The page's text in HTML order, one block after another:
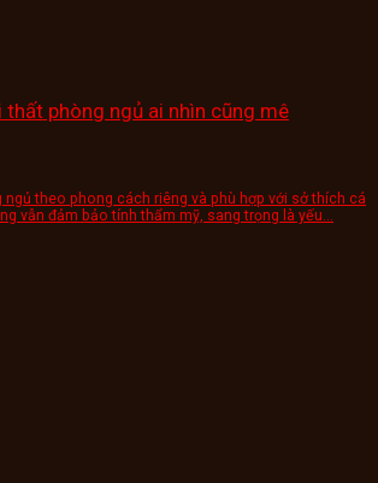
thất phòng ngủ ai nhìn cũng mê
ngủ theo phong cách riêng và phù hợp với sở thích cá
vẫn đảm bảo tính thẩm mỹ, sang trọng là yếu...